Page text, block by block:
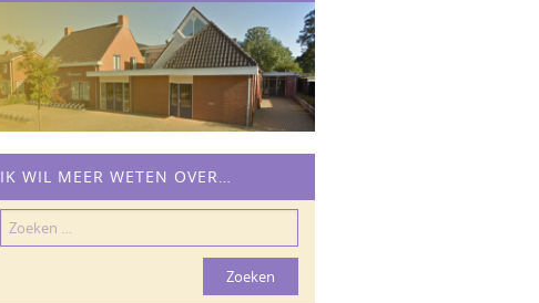
IK WIL MEER WETEN OVER…
Zoeken
naar: